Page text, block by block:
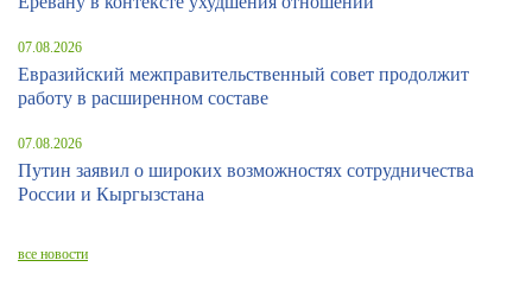
07.08.2026
Евразийский межправительственный совет продолжит
работу в расширенном составе
07.08.2026
Путин заявил о широких возможностях сотрудничества
России и Кыргызстана
все новости